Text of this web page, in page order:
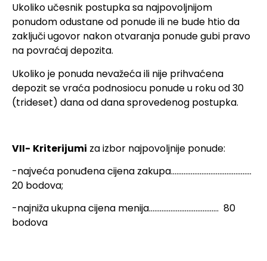
Ukoliko učesnik postupka sa najpovoljnijom
ponudom odustane od ponude ili ne bude htio da
zaključi ugovor nakon otvaranja ponude gubi pravo
na povraćaj depozita.
Ukoliko je ponuda nevažeća ili nije prihvaćena
depozit se vraća podnosiocu ponude u roku od 30
(trideset) dana od dana sprovedenog postupka.
VII- Kriterijumi za izbor najpovoljnije ponude:
-najveća ponuđena cijena zakupa………………………………………
20 bodova;
-najniža ukupna cijena menija………………………………… 80
bodova